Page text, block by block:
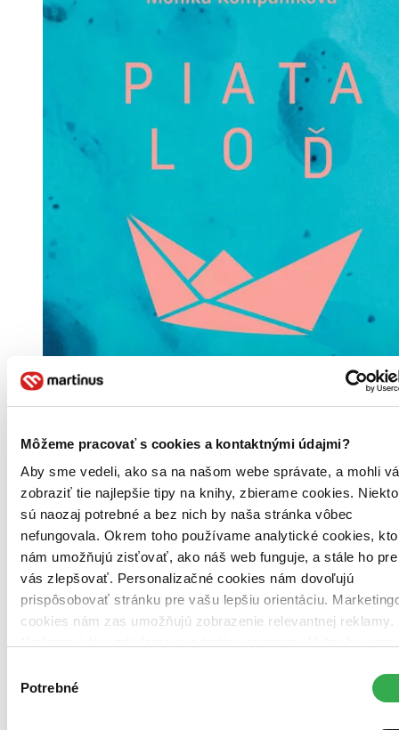
Môžeme pracovať s cookies a kontaktnými údajmi?
Aby sme vedeli, ako sa na našom webe správate, a mohli
zobraziť tie najlepšie tipy na knihy, zbierame cookies.
sú naozaj potrebné a bez nich by naša stránka vôbec
nefungovala. Okrem toho používame analytické cookies,
nám umožňujú zisťovať, ako náš web funguje, a stále ho pre
vás zlepšovať. Personalizačné cookies nám dovoľujú
prispôsobovať stránku pre vašu lepšiu orientáciu.
cookies nám zas umožňujú zobrazenie relevantnej reklamy.
Ďakujeme!
súhlasu
Potrebné
Pevná väzba
Mierne opotrebovaná
Túto knihu sme vykúpili cezKnihovrátoka je mierne
opotrebovaná.
Na tejto knihe už síce poznať, že ju niekto
čítal, môže jej chýbať prebal, nie je však poškodená tak, aby
to akokoľvek znižovalo zážitok z jej obsahu. Knihu sme
Slovenčina, 2017